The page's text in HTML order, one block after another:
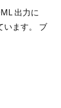
出力に
います。 ブ